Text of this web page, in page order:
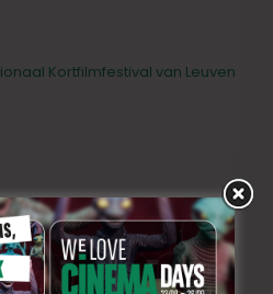
Kortfilmfestival van Leuven
by TOON AERTS